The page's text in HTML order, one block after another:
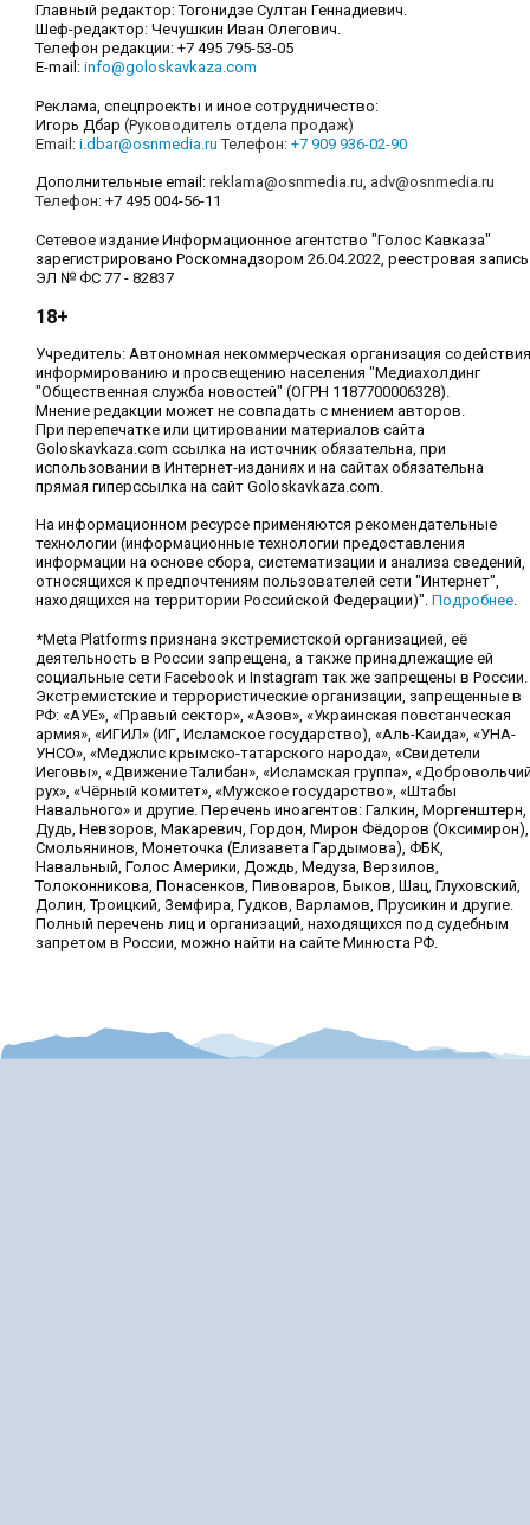
Главный редактор: Тогонидзе Султан Геннадиевич.
Шеф-редактор: Чечушкин Иван Олегович.
Телефон редакции: +7 495 795-53-05
E-mail: info@goloskavkaza.com
Реклама, спецпроекты и иное сотрудничество:
Игорь Дбар (Руководитель отдела продаж)
Email: i.dbar@osnmedia.ru Телефон: +7 909 936-02-90
Дополнительные email: reklama@osnmedia.ru, adv@osnmedia.ru
Телефон: +7 495 004-56-11
Сетевое издание Информационное агентство "Голос Кавказа"
зарегистрировано Роскомнадзором 26.04.2022, реестровая запись
ЭЛ № ФС 77 - 82837
18+
Учредитель: Автономная некоммерческая организация содействия
информированию и просвещению населения "Медиахолдинг
"Общественная служба новостей" (ОГРН 1187700006328).
Мнение редакции может не совпадать с мнением авторов.
При перепечатке или цитировании материалов сайта
Goloskavkaza.com ссылка на источник обязательна, при
использовании в Интернет-изданиях и на сайтах обязательна
прямая гиперссылка на сайт Goloskavkaza.com.
На информационном ресурсе применяются рекомендательные
технологии (информационные технологии предоставления
информации на основе сбора, систематизации и анализа сведений,
относящихся к предпочтениям пользователей сети "Интернет",
находящихся на территории Российской Федерации)". Подробнее.
*Meta Platforms признана экстремистской организацией, её
деятельность в России запрещена, а также принадлежащие ей
социальные сети Facebook и Instagram так же запрещены в России.
Экстремистские и террористические организации, запрещенные в
РФ: «АУЕ», «Правый сектор», «Азов», «Украинская повстанческая
армия», «ИГИЛ» (ИГ, Исламское государство), «Аль-Каида», «УНА-
УНСО», «Меджлис крымско-татарского народа», «Свидетели
Иеговы», «Движение Талибан», «Исламская группа»,
рух», «Чёрный комитет», «Мужское государство», «Штабы
Навального» и другие. Перечень иноагентов: Галкин, Моргенштерн,
Дудь, Невзоров, Макаревич, Гордон, Мирон Фёдоров (Оксимирон),
Смольянинов, Монеточка (Елизавета Гардымова), ФБК,
Навальный, Голос Америки, Дождь, Медуза, Верзилов,
Толоконникова, Понасенков, Пивоваров, Быков, Шац, Глуховский,
Долин, Троицкий, Земфира, Гудков, Варламов, Прусикин и другие.
Полный перечень лиц и организаций, находящихся под судебным
запретом в России, можно найти на сайте Минюста РФ.